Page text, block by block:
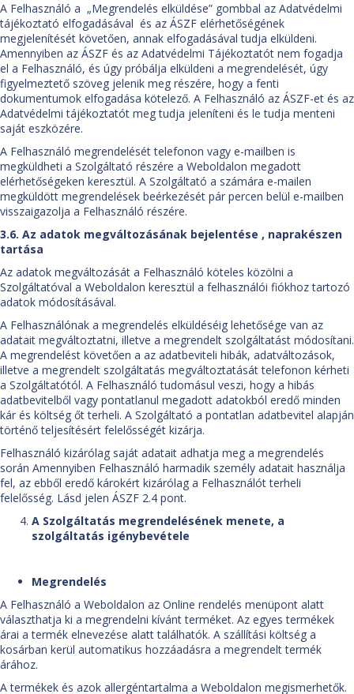
A Felhasználó a „Megrendelés elküldése” gombbal az Adatvédelmi
tájékoztató elfogadásával és az ÁSZF elérhetőségének
megjelenítését követően, annak elfogadásával tudja elküldeni.
Amennyiben az ÁSZF és az Adatvédelmi Tájékoztatót nem fogadja
el a Felhasználó, és úgy próbálja elküldeni a megrendelését, úgy
figyelmeztető szöveg jelenik meg részére, hogy a fenti
dokumentumok elfogadása kötelező. A Felhasználó az ÁSZF-et és az
Adatvédelmi tájékoztatót meg tudja jeleníteni és le tudja menteni
saját eszközére.
A Felhasználó megrendelését telefonon vagy e-mailben is
megküldheti a Szolgáltató részére a Weboldalon megadott
elérhetőségeken keresztül. A Szolgáltató a számára e-mailen
megküldött megrendelések beérkezését pár percen belül e-mailben
visszaigazolja a Felhasználó részére.
3.6. Az adatok megváltozásának bejelentése , naprakészen
tartása
Az adatok megváltozását a Felhasználó köteles közölni a
Szolgáltatóval a Weboldalon keresztül a felhasználói fiókhoz tartozó
adatok módosításával.
A Felhasználónak a megrendelés elküldéséig lehetősége van az
adatait megváltoztatni, illetve a megrendelt szolgáltatást módosítani.
A megrendelést követően a az adatbeviteli hibák, adatváltozások,
illetve a megrendelt szolgáltatás megváltoztatását telefonon kérheti
a Szolgáltatótól. A Felhasználó tudomásul veszi, hogy a hibás
adatbevitelből vagy pontatlanul megadott adatokból eredő minden
kár és költség őt terheli. A Szolgáltató a pontatlan adatbevitel alapján
történő teljesítésért felelősségét kizárja.
Felhasználó kizárólag saját adatait adhatja meg a megrendelés
során Amennyiben Felhasználó harmadik személy adatait használja
fel, az ebből eredő károkért kizárólag a Felhasználót terheli
felelősség. Lásd jelen ÁSZF 2.4 pont.
A Szolgáltatás megrendelésének menete, a
szolgáltatás igénybevétele
Megrendelés
A Felhasználó a Weboldalon az Online rendelés menüpont alatt
választhatja ki a megrendelni kívánt terméket. Az egyes termékek
árai a termék elnevezése alatt találhatók. A szállítási költség a
kosárban kerül automatikus hozzáadásra a megrendelt termék
árához.
A termékek és azok allergéntartalma a Weboldalon megismerhetők.